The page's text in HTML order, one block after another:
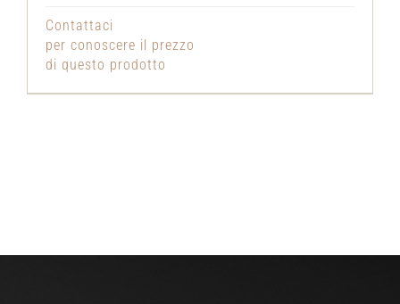
Contattaci
per conoscere il prezzo
di questo prodotto